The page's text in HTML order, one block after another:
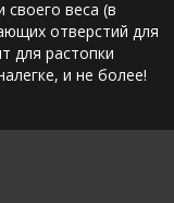
своего веса (в
отверстий для
для растопки
и не более!